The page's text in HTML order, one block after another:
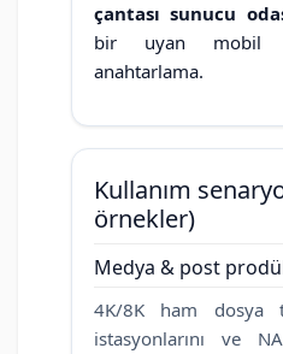
çantası sunucu
bir uyan mobil
anahtarlama.
Kullanım
örnekler)
Medya & post
4K/8K ham dosya
istasyonlarını ve